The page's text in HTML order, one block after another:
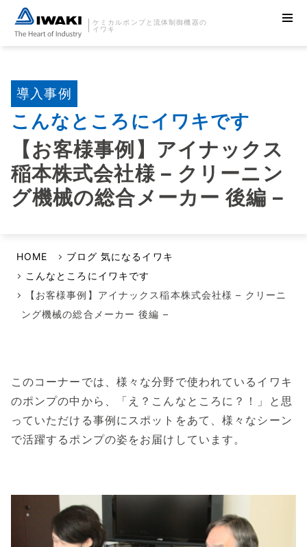
ケミカルポンプと流体制御機器の
イワキ
導入事例
こんなところにイワキです
【お客様事例】アイナックス
稲本株式会社様 – クリーニン
グ機械の総合メーカー 後編 –
HOME
ブログ 気になるイワキ
こんなところにイワキです
【お客様事例】アイナックス稲本株式会社様 – クリーニ
ング機械の総合メーカー 後編 –
このコーナーでは、様々な分野で使われているイワキ
のポンプの中から、「え？こんなところに？！」と思
っていただける事例にスポットをあて、様々なシーン
で活躍するポンプの姿をお届けしています。